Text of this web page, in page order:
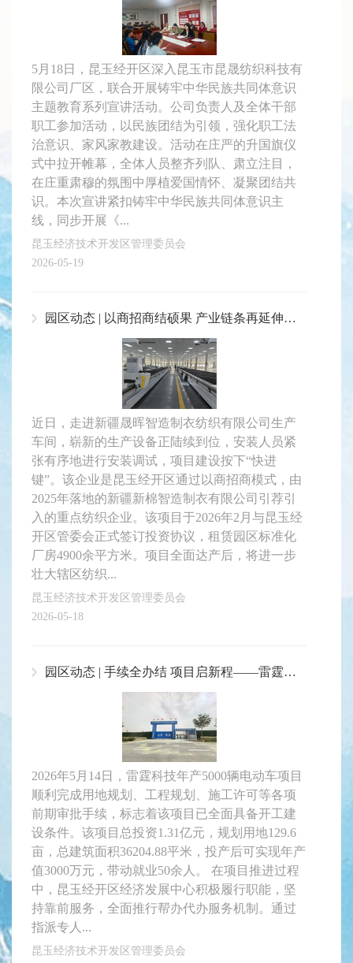
5月18日，昆玉经开区深入昆玉市昆晟纺织科技有
限公司厂区，联合开展铸牢中华民族共同体意识
主题教育系列宣讲活动。公司负责人及全体干部
职工参加活动，以民族团结为引领，强化职工法
治意识、家风家教建设。活动在庄严的升国旗仪
式中拉开帷幕，全体人员整齐列队、肃立注目，
在庄重肃穆的氛围中厚植爱国情怀、凝聚团结共
识。本次宣讲紧扣铸牢中华民族共同体意识主
线，同步开展《...
昆玉经济技术开发区管理委员会
2026-05-19
园区动态 | 以商招商结硕果 产业链条再延伸——晟晖纺织项目加速推进
近日，走进新疆晟晖智造制衣纺织有限公司生产
车间，崭新的生产设备正陆续到位，安装人员紧
张有序地进行安装调试，项目建设按下“快进
键”。该企业是昆玉经开区通过以商招商模式，由
2025年落地的新疆新棉智造制衣有限公司引荐引
入的重点纺织企业。该项目于2026年2月与昆玉经
开区管委会正式签订投资协议，租赁园区标准化
厂房4900余平方米。项目全面达产后，将进一步
壮大辖区纺织...
昆玉经济技术开发区管理委员会
2026-05-18
园区动态 | 手续全办结 项目启新程——雷霆科技年产5000辆电动车项目建设正式启动
2026年5月14日，雷霆科技年产5000辆电动车项目
顺利完成用地规划、工程规划、施工许可等各项
前期审批手续，标志着该项目已全面具备开工建
设条件。该项目总投资1.31亿元，规划用地129.6
亩，总建筑面积36204.88平米，投产后可实现年产
值3000万元，带动就业50余人。 在项目推进过程
中，昆玉经开区经济发展中心积极履行职能，坚
持靠前服务，全面推行帮办代办服务机制。通过
指派专人...
昆玉经济技术开发区管理委员会